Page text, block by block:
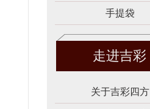
手提袋
走进吉彩
关于吉彩四方